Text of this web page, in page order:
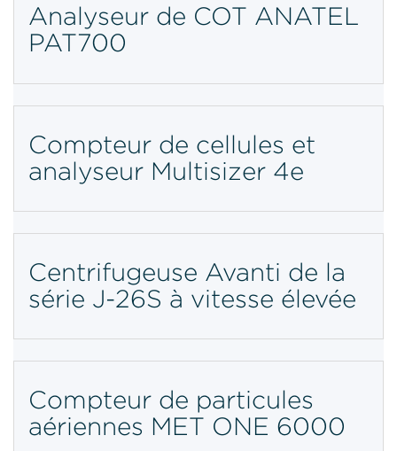
Analyseur de COT ANATEL
PAT700
Compteur de cellules et
analyseur Multisizer 4e
Centrifugeuse Avanti de la
série J-26S à vitesse élevée
Compteur de particules
aériennes MET ONE 6000